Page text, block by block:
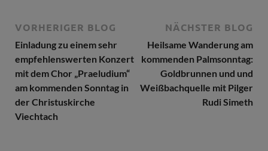
VORHERIGER BLOG
Einladung zu einem sehr
empfehlenswerten Konzert
mit dem Chor „Praeludium“
am kommenden Sonntag in
der Christuskirche
Viechtach
NÄCHSTER BLOG
Heilsame Wanderung am
kommenden Palmsonntag:
Goldbrunnen und und
Weißbachquelle mit Pilger
Rudi Simeth